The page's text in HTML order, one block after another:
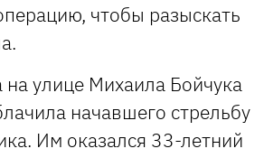
чтобы разыскать
на улице Михаила Бойчука
начавшего стрельбу
Им оказался 33-летний